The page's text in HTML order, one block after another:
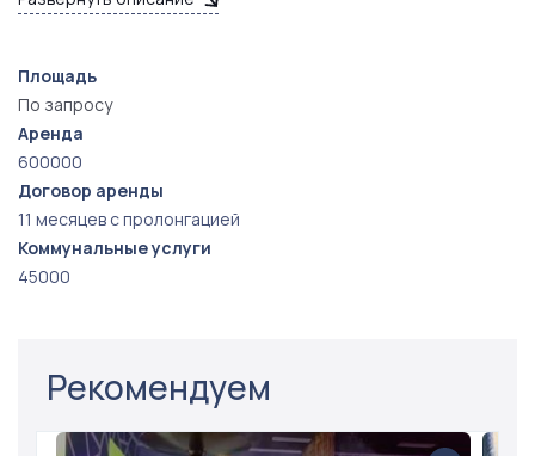
Фонвизинская.
Площадь
По запросу
Аренда
600000
Договор аренды
11 месяцев с пролонгацией
Коммунальные услуги
45000
Рекомендуем